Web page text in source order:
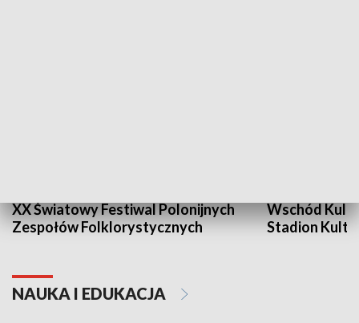
XX Światowy Festiwal Polonijnych
Zespołów Folklorystycznych
Wschód
Stadion
NAUKA I EDUKACJA